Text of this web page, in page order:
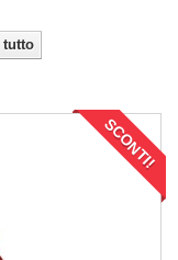
tutto
SCONTI!